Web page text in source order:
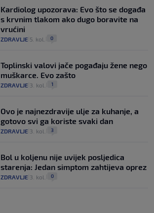
Kardiolog upozorava: Evo što se događa
s krvnim tlakom ako dugo boravite na
vrućini
ZDRAVLJE 5. kol. 0
Toplinski valovi jače pogađaju žene nego
muškarce. Evo zašto
ZDRAVLJE 3. kol. 1
Ovo je najnezdravije ulje za kuhanje, a
gotovo svi ga koriste svaki dan
ZDRAVLJE 3. kol. 3
Bol u koljenu nije uvijek posljedica
starenja: Jedan simptom zahtijeva oprez
ZDRAVLJE 3. kol. 0